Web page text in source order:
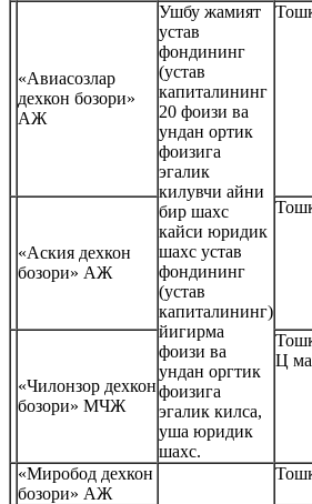
«Авиасозлар
дехкон бозори»
АЖ
Ушбу жамият
устав
фондининг
(устав
капиталининг
20 фоизи ва
ундан ортик
фоизига
эгалик
килувчи айни
бир шахс
кайси юридик
шахс устав
фондининг
(устав
капиталининг)
йигирма
фоизи ва
ундан оргтик
фоизига
эгалик килса,
уша юридик
шахс.
«Аския дехкон
бозори» АЖ
«Чилонзор дехкон
бозори» МЧЖ
Ц
«Миробод дехкон
бозори» АЖ